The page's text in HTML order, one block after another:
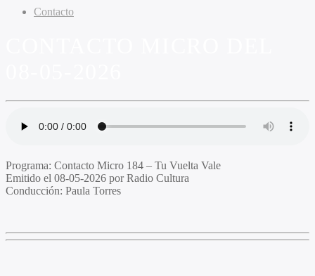
Contacto
Programa: Contacto Micro 184 – Tu Vuelta Vale
Emitido el 08-05-2026 por Radio Cultura
Conducción: Paula Torres